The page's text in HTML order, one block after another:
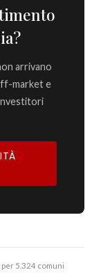
arrivano
market e
per 5.324 comuni